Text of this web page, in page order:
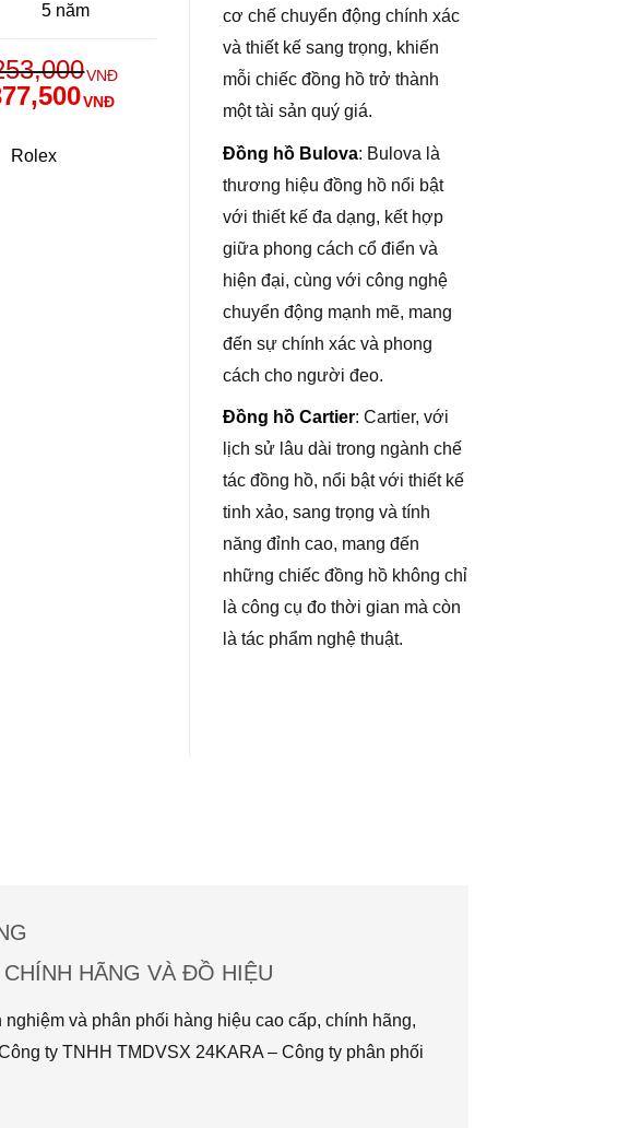
5 năm
VNĐ
VNĐ
Rolex
cơ chế chuyển động chính xác
và thiết kế sang trọng, khiến
mỗi chiếc đồng hồ trở thành
một tài sản quý giá.
Đồng hồ Bulova: Bulova là
thương hiệu đồng hồ nổi bật
với thiết kế đa dạng, kết hợp
giữa phong cách cổ điển và
hiện đại, cùng với công nghệ
chuyển động mạnh mẽ, mang
đến sự chính xác và phong
cách cho người đeo.
Đồng hồ Cartier: Cartier, với
lịch sử lâu dài trong ngành chế
tác đồng hồ, nổi bật với thiết kế
tinh xảo, sang trọng và tính
năng đỉnh cao, mang đến
những chiếc đồng hồ không chỉ
là công cụ đo thời gian mà còn
là tác phẩm nghệ thuật.
HÃNG VÀ ĐỒ HIỆU
và phân phối hàng hiệu cao cấp, chính hãng,
ty TNHH TMDVSX 24KARA – Công ty phân phối